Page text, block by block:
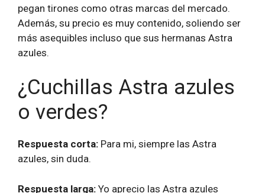
pegan tirones como otras marcas del mercado.
Además, su precio es muy contenido, soliendo ser
más asequibles incluso que sus hermanas Astra
azules.
¿Cuchillas Astra azules
o verdes?
Respuesta corta: Para mi, siempre las Astra
azules, sin duda.
Respuesta larga: Yo aprecio las Astra azules